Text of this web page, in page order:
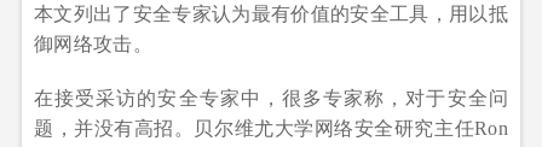
本文列出了安全专家认为最有价值的安全工具，用以抵
御网络攻击。
在接受采访的安全专家中，很多专家称，对于安全问
题，并没有高招。贝尔维尤大学网络安全研究主任Ron